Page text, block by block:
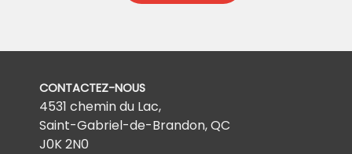
CONTACTEZ-NOUS
4531 chemin du Lac,
Saint-Gabriel-de-Brandon, QC
J0K 2N0